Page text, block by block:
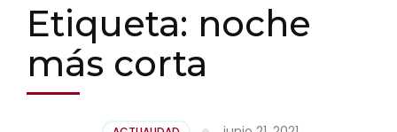
Etiqueta: noche
más corta